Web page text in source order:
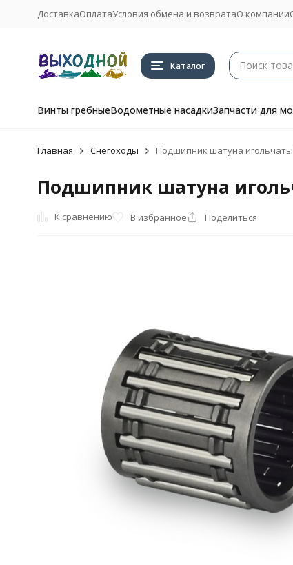
ДоставкаОплатаУсловия обмена и возвратаО компании
Каталог
Винты гребныеВодометные насадкиЗапчасти для
Главная Снегоходы Подшипник шатуна
Подшипник шатуна
К сравнению В избранное Поделиться